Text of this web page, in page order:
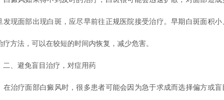
发现面部出现白斑，应尽早前往正规医院接受治疗。早期白斑面积
疗方法，可以在较短的时间内恢复，减少危害。
避免盲目治疗，对症用药
疗面部白癜风时，很多患者可能会因为急于求成而选择偏方或盲